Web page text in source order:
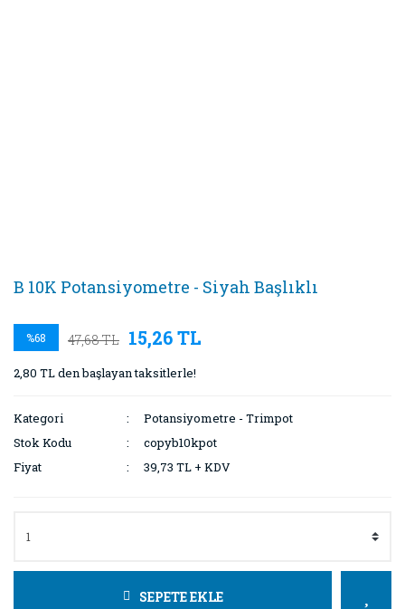
B 10K Potansiyometre - Siyah Başlıklı
%68 47,68 TL 15,26 TL
2,80 TL den başlayan taksitlerle!
Kategori
Potansiyometre - Trimpot
Stok Kodu
copyb10kpot
Fiyat
39,73 TL + KDV
SEPETE EKLE